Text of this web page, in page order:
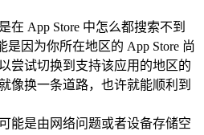
在 App Store 中怎么都搜索不到
是因为你所在地区的 App Store 尚
尝试切换到支持该应用的地区的
像换一条道路，也许就能顺利到
能是由网络问题或者设备存储空